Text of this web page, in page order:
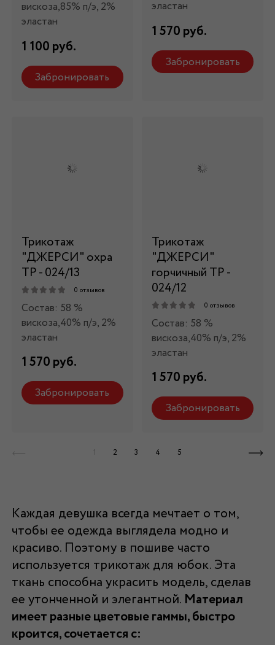
вискоза,85% п/э, 2%
эластан
1 100 руб.
Забронировать
эластан
1 570 руб.
Забронировать
Трикотаж
"ДЖЕРСИ" охра
ТР - 024/13
0 отзывов
Состав: 58 %
вискоза,40% п/э, 2%
эластан
1 570 руб.
Забронировать
Трикотаж
"ДЖЕРСИ"
горчичный ТР -
024/12
0 отзывов
Состав: 58 %
вискоза,40% п/э, 2%
эластан
1 570 руб.
Забронировать
1 2 3 4 5
Каждая девушка всегда мечтает о том,
чтобы ее одежда выглядела модно и
красиво. Поэтому в пошиве часто
используется трикотаж для юбок. Эта
ткань способна украсить модель, сделав
ее утонченной и элегантной. Материал
имеет разные цветовые гаммы, быстро
кроится, сочетается с: